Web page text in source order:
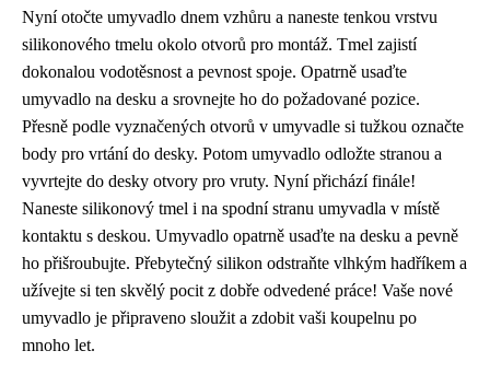
Nyní otočte umyvadlo dnem vzhůru a naneste tenkou vrstvu
silikonového tmelu okolo otvorů pro montáž. Tmel zajistí
dokonalou vodotěsnost a pevnost spoje. Opatrně usaďte
umyvadlo na desku a srovnejte ho do požadované pozice.
Přesně podle vyznačených otvorů v umyvadle si tužkou označte
body pro vrtání do desky. Potom umyvadlo odložte stranou a
vyvrtejte do desky otvory pro vruty. Nyní přichází finále!
Naneste silikonový tmel i na spodní stranu umyvadla v místě
kontaktu s deskou. Umyvadlo opatrně usaďte na desku a pevně
ho přišroubujte. Přebytečný silikon odstraňte vlhkým hadříkem a
užívejte si ten skvělý pocit z dobře odvedené práce! Vaše nové
umyvadlo je připraveno sloužit a zdobit vaši koupelnu po
mnoho let.